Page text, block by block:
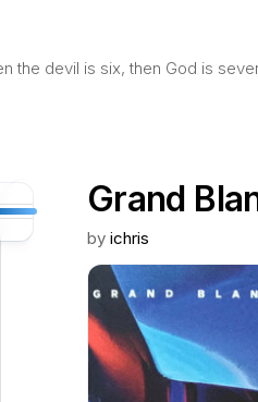
the devil is six, then God is
Grand
by ichris